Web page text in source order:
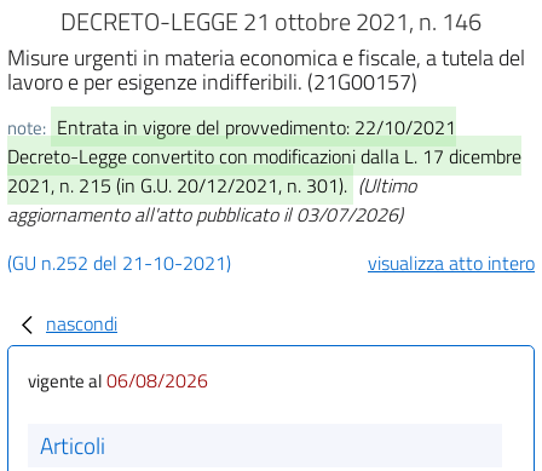
DECRETO-LEGGE 21 ottobre 2021, n. 146
Misure urgenti in materia economica e fiscale, a tutela del
lavoro e per esigenze indifferibili. (21G00157)
note: Entrata in vigore del provvedimento: 22/10/2021
Decreto-Legge convertito con modificazioni dalla L. 17 dicembre
2021, n. 215 (in G.U. 20/12/2021, n. 301). (Ultimo
aggiornamento all'atto pubblicato il 03/07/2026)
(GU n.252 del 21-10-2021)
visualizza atto intero
nascondi
vigente al06/08/2026
Articoli